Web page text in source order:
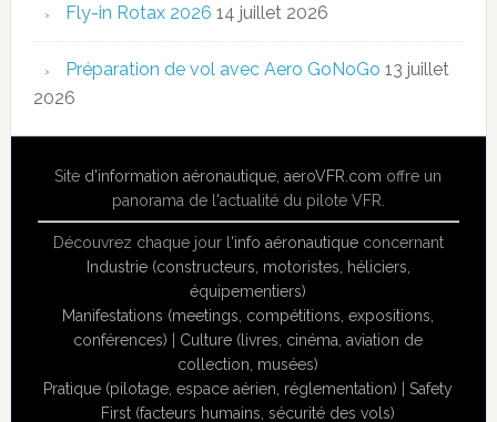
Fly-in Rotax 2026 14 juillet 2026
Préparation de vol avec Aero GoNoGo 13 juillet
2026
Site d'information aéronautique ,aeroVFR.com offre un
panorama de l'actualité du pilote VFR.
Découvrez chaque jour l'info aéronautiqueconcernant
Industrie (constructeurs, motoristes, héliciers,
équipementiers)
Manifestations (meetings, compétitions, expositions,
conférences)
Culture (livres, cinéma, aviation de
collection, musées)
Pratique (pilotage, espace aérien, réglementation) |Safety
First (facteurs humains, sécurité des vols)